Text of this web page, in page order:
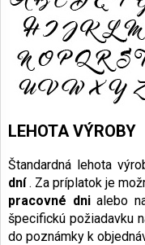
LEHOTA VÝROBY
Štandardná lehota
dní. Za príplatok je
pracovné dnialebo
špecifickú požiadavku
do poznámky k